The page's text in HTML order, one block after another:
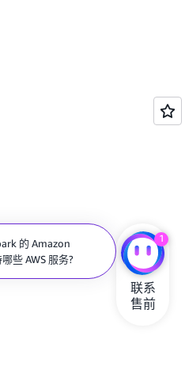
的 Amazon
些 AWS 服务?
1
联系
售前